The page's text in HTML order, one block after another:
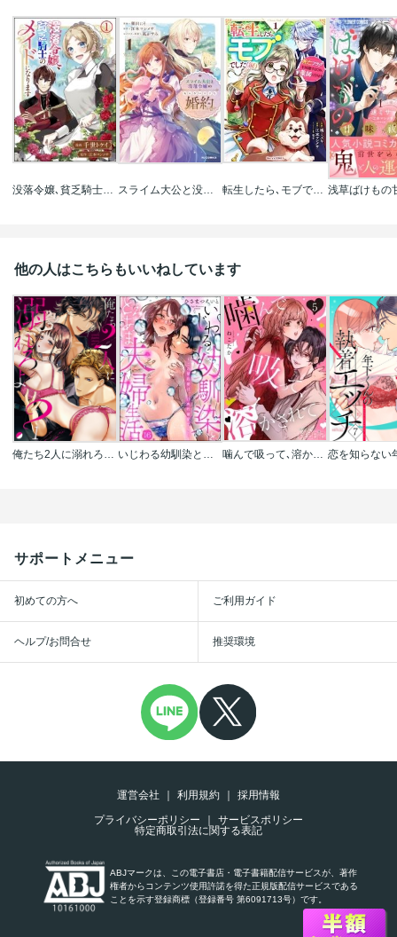
没落令嬢､貧乏騎士のメイドになります コミック版(分冊版) スライム大公と没落令嬢のあんがい幸せな婚約 転生したら､モブでした(涙)～死亡フラグを回避するため､薬師になります～
他の人はこちらもいいねしています
サポートメニュー
初めての方へ ご利用ガイド
ヘルプ/お問合せ 推奨環境
運営会社 利用規約
採用情報
プライバシーポリシー
サービスポリシー
特定商取引法に関する表記
ABJマークは、この電子書店・電子書籍配信サービスが、著作
権者からコンテンツ使用許諾を得た正規版配信サービスである
ことを示す登録商標（登録番号 第6091713号）です。